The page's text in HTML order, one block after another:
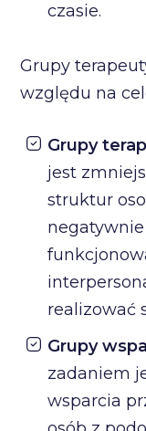
czasie.
Grupy
względu na
Grupy
jest
struktur
negatywnie
realizować
Grupy
zadaniem
wsparcia